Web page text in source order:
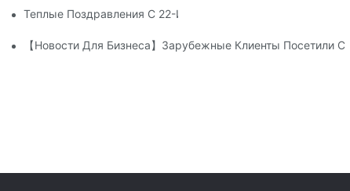
Теплые Поздравления С 22-Й Годовщиной CANWIN!
【Новости Для Бизнеса】Зарубежные Клиенты